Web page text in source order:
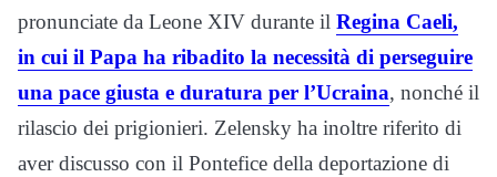
pronunciate da Leone XIV durante il Regina Caeli,
in cui il Papa ha ribadito la necessità di perseguire
una pace giusta e duratura per l’Ucraina, nonché il
rilascio dei prigionieri. Zelensky ha inoltre riferito di
aver discusso con il Pontefice della deportazione di